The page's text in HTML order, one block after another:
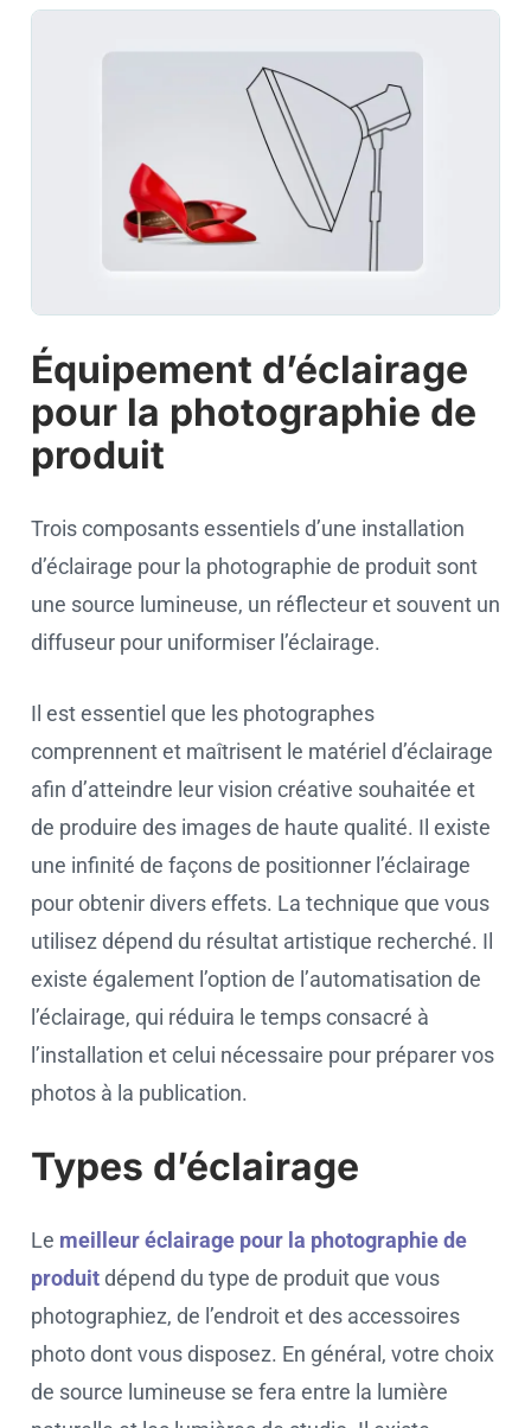
Équipement d’éclairage
pour la photographie de
produit
Trois composants essentiels d’une installation
d’éclairage pour la photographie de produit sont
une source lumineuse, un réflecteur et souvent un
diffuseur pour uniformiser l’éclairage.
Il est essentiel que les photographes
comprennent et maîtrisent le matériel d’éclairage
afin d’atteindre leur vision créative souhaitée et
de produire des images de haute qualité. Il existe
une infinité de façons de positionner l’éclairage
pour obtenir divers effets. La technique que vous
utilisez dépend du résultat artistique recherché. Il
existe également l’option de l’automatisation de
l’éclairage, qui réduira le temps consacré à
l’installation et celui nécessaire pour préparer vos
photos à la publication.
Types d’éclairage
Le meilleur éclairage pour la photographie de
produitdépend du type de produit que vous
photographiez, de l’endroit et des accessoires
photo dont vous disposez. En général, votre choix
de source lumineuse se fera entre la lumière